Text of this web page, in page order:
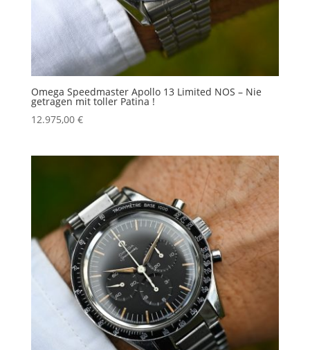
Omega Speedmaster Apollo 13 Limited NOS – Nie
getragen mit toller Patina !
12.975,00 €